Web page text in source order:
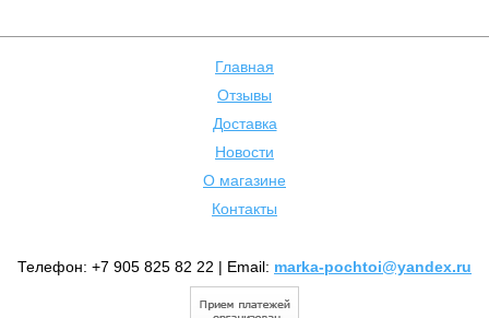
Главная
Отзывы
Доставка
Новости
О магазине
Контакты
Телефон: +7 905 825 82 22 | Email: marka-pochtoi@yandex.ru